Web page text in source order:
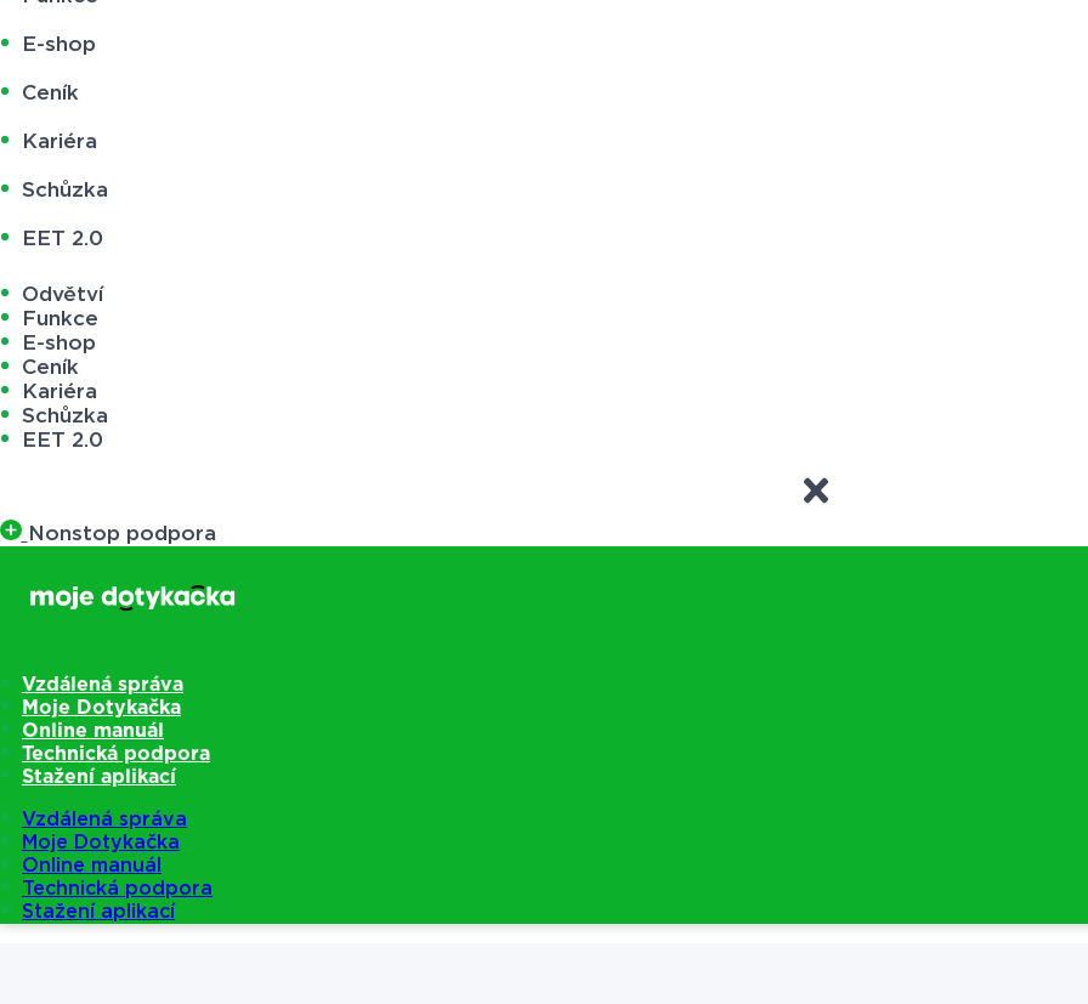
E-shop
Ceník
Kariéra
Schůzka
EET 2.0
Odvětví
Funkce
E-shop
Ceník
Kariéra
Schůzka
EET 2.0
Nonstop podpora
Vzdálená správa
Moje Dotykačka
Online manuál
Technická podpora
Stažení aplikací
Vzdálená správa
Moje Dotykačka
Online manuál
Technická podpora
Stažení aplikací